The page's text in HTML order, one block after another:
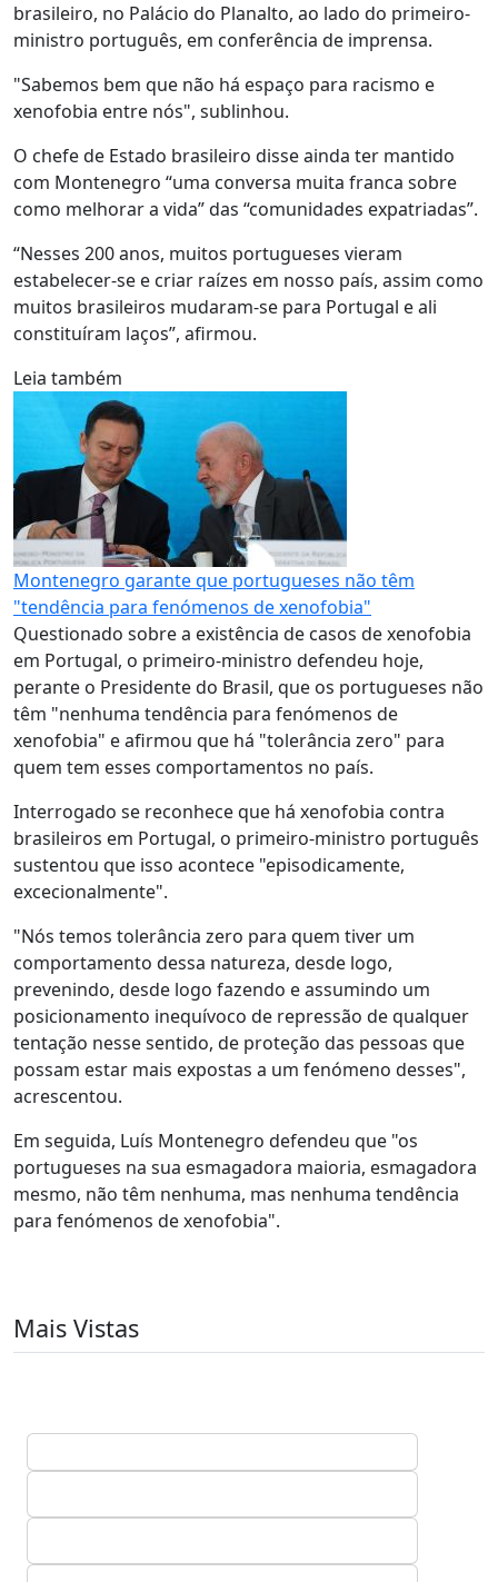
brasileiro, no Palácio do Planalto, ao lado do primeiro-
ministro português, em conferência de imprensa.
"Sabemos bem que não há espaço para racismo e
xenofobia entre nós", sublinhou.
O chefe de Estado brasileiro disse ainda ter mantido
com Montenegro “uma conversa muita franca sobre
como melhorar a vida” das “comunidades expatriadas”.
“Nesses 200 anos, muitos portugueses vieram
estabelecer-se e criar raízes em nosso país, assim como
muitos brasileiros mudaram-se para Portugal e ali
constituíram laços”, afirmou.
Leia também
Montenegro garante que portugueses não têm
"tendência para fenómenos de xenofobia"
Questionado sobre a existência de casos de xenofobia
em Portugal, o primeiro-ministro defendeu hoje,
perante o Presidente do Brasil, que os portugueses não
têm "nenhuma tendência para fenómenos de
xenofobia" e afirmou que há "tolerância zero" para
quem tem esses comportamentos no país.
Interrogado se reconhece que há xenofobia contra
brasileiros em Portugal, o primeiro-ministro português
sustentou que isso acontece "episodicamente,
excecionalmente".
"Nós temos tolerância zero para quem tiver um
comportamento dessa natureza, desde logo,
prevenindo, desde logo fazendo e assumindo um
posicionamento inequívoco de repressão de qualquer
tentação nesse sentido, de proteção das pessoas que
possam estar mais expostas a um fenómeno desses",
acrescentou.
Em seguida, Luís Montenegro defendeu que "os
portugueses na sua esmagadora maioria, esmagadora
mesmo, não têm nenhuma, mas nenhuma tendência
para fenómenos de xenofobia".
Mais Vistas